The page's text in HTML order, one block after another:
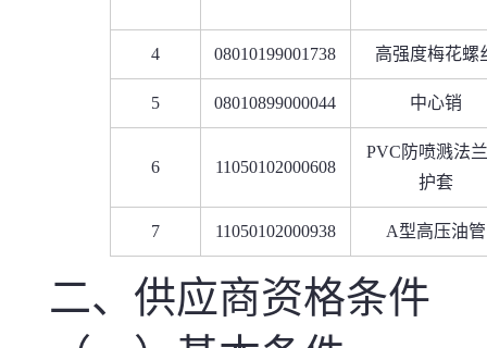
4 08010199001738 高强度梅花螺
5 08010899000044 中心销
6 11050102000608
PVC防喷溅法
护套
7 11050102000938 A型高压油管
二、供应商资格条件